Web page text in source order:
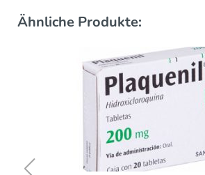
Ähnliche Produkte: